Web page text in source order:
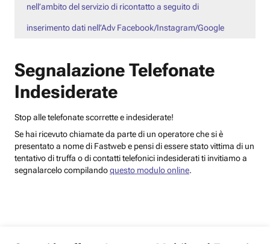
nell’ambito del servizio di ricontatto a seguito di
inserimento dati nell’Adv Facebook/Instagram/Google
Segnalazione Telefonate
Indesiderate
Stop alle telefonate scorrette e indesiderate!
Se hai ricevuto chiamate da parte di un operatore che si è
presentato a nome di Fastweb e pensi di essere stato vittima di un
tentativo di truffa o di contatti telefonici indesiderati ti invitiamo a
segnalarcelo compilandoquesto modulo online.